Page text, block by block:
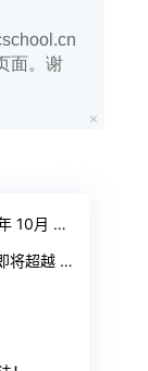
面。谢
TOP10
越 Java